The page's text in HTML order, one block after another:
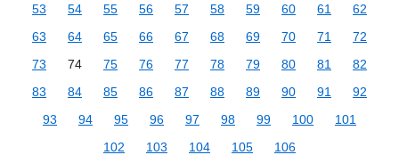
53
54 55 56 57 58 59 60 61
62
63
64 65 66 67 68 69 70 71
72
73
74 75 76 77 78 79 80 81
82
83
84 85 86 87 88 89 90 91
92
93
94 95 96 97 98 99 100
101
102
103 104 105 106